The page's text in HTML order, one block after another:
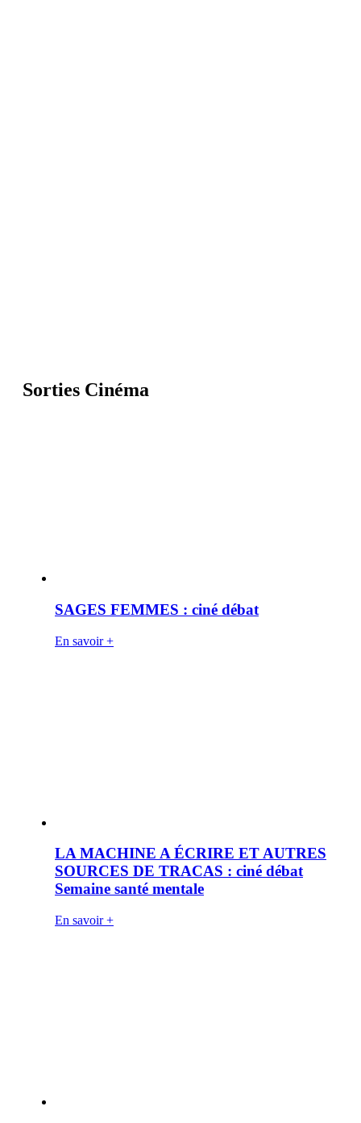
Sorties Cinéma
SAGES FEMMES : ciné débat
En savoir +
LA MACHINE A ÉCRIRE ET AUTRES
SOURCES DE TRACAS : ciné débat
Semaine santé mentale
En savoir +